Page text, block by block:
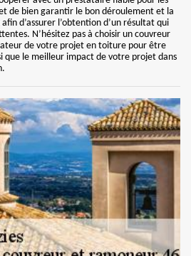
de bien garantir le bon déroulement et la
d’assurer l’obtention d’un résultat qui
N’hésitez pas à choisir un couvreur
de votre projet en toiture pour être
que le meilleur impact de votre projet dans